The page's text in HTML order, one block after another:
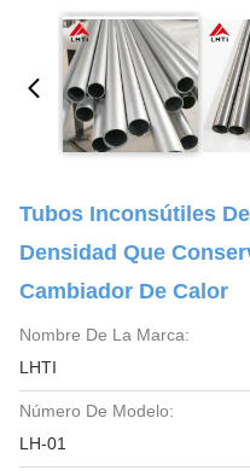
Tubos Inconsútiles
Densidad Que
Cambiador De Calor
Nombre De La Marca:
LHTI
Número De Modelo:
LH-01